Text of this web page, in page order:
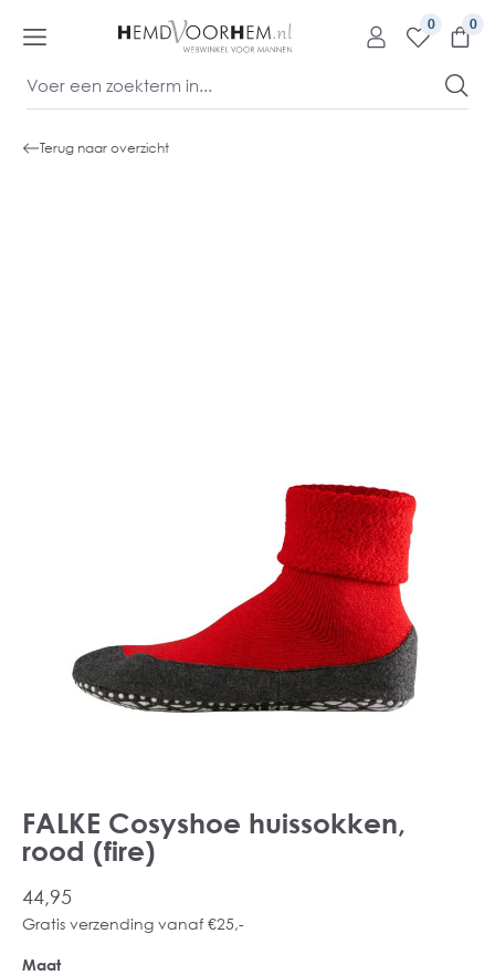
0
Terug naar overzicht
FALKE Cosyshoe huissokken,
rood (fire)
44,95
Gratis verzending vanaf €25,-
Maat